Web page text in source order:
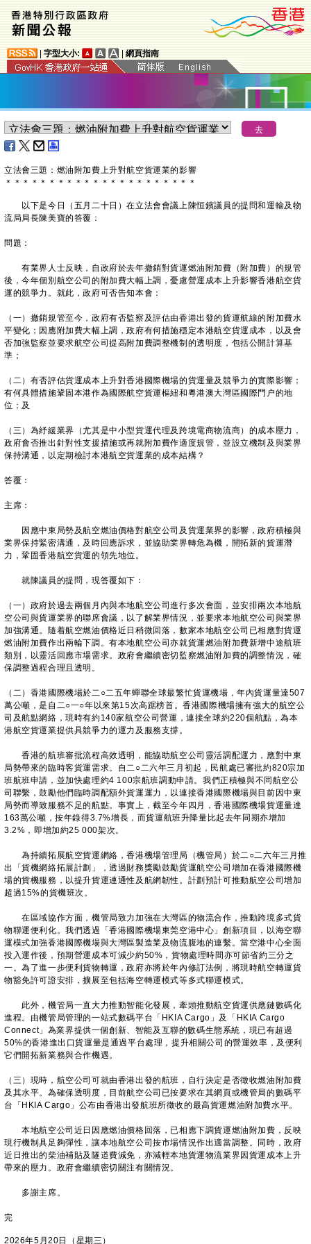
字型大小: 網頁指南
立法會三題：燃油附加費上升對航空貨運業的影響
＊ ＊ ＊ ＊ ＊ ＊ ＊ ＊ ＊ ＊ ＊ ＊ ＊ ＊ ＊ ＊ ＊ ＊ ＊ ＊ ＊ ＊
以下是今日（五月二十日）在立法會會議上陳恒鑌議員的提問和運輸及物
流局局長陳美寶的答覆：
問題：
有業界人士反映，自政府於去年撤銷對貨運燃油附加費（附加費）的規管
後，今年個別航空公司的附加費大幅上調，憂慮營運成本上升影響香港航空貨
運的競爭力。就此，政府可否告知本會：
（一）撤銷規管至今，政府有否監察及評估由香港出發的貨運航線的附加費水
平變化；因應附加費大幅上調，政府有何措施穩定本港航空貨運成本，以及會
否加強監察並要求航空公司提高附加費調整機制的透明度，包括公開計算基
準；
（二）有否評估貨運成本上升對香港國際機場的貨運量及競爭力的實際影響；
有何具體措施鞏固本港作為國際航空貨運樞紐和粵港澳大灣區國際門户的地
位；及
（三）為紓緩業界（尤其是中小型貨運代理及跨境電商物流商）的成本壓力，
政府會否推出針對性支援措施或再就附加費作適度規管，並設立機制及與業界
保持溝通，以定期檢討本港航空貨運業的成本結構？
答覆：
主席：
因應中東局勢及航空燃油價格對航空公司及貨運業界的影響，政府積極與
業界保持緊密溝通，及時回應訴求，並協助業界轉危為機，開拓新的貨運潛
力，鞏固香港航空貨運的領先地位。
就陳議員的提問，現答覆如下：
（一）政府於過去兩個月內與本地航空公司進行多次會面，並安排兩次本地航
空公司與貨運業界的聯席會議，以了解業界情況，並要求本地航空公司與業界
加強溝通。隨着航空燃油價格近日稍微回落，數家本地航空公司已相應對貨運
燃油附加費作出兩輪下調。有本地航空公司亦就貨運燃油附加費新增中途航班
類別，以靈活回應市場需求。政府會繼續密切監察燃油附加費的調整情況，確
保調整過程合理且透明。
（二）香港國際機場於二○二五年蟬聯全球最繁忙貨運機場，年內貨運量達507
萬公噸，是自二○一○年以來第15次高踞榜首。香港國際機場擁有強大的航空公
司及航點網絡，現時有約140家航空公司營運，連接全球約220個航點，為本
港航空貨運業提供具競爭力的運力及服務支撐。
香港的航班審批流程高效透明，能協助航空公司靈活調配運力，應對中東
局勢帶來的臨時客貨運需求。自二○二六年三月初起，民航處已審批約820宗加
班航班申請，並加快處理約4 100宗航班調動申請。我們正積極與不同航空公
司聯繫，鼓勵他們臨時調配額外貨運運力，以連接香港國際機場與目前因中東
局勢而導致服務不足的航點。事實上，截至今年四月，香港國際機場貨運量達
163萬公噸，按年錄得3.7%增長，而貨運航班升降量比起去年同期亦增加
3.2%，即增加約25 000架次。
為持續拓展航空貨運網絡，香港機場管理局（機管局）於二○二六年三月推
出「貨機網絡拓展計劃」，透過財務獎勵鼓勵貨運航空公司增加在香港國際機
場的貨機服務，以提升貨運連通性及航網韌性。計劃預計可推動航空公司增加
超過15%的貨機班次。
在區域協作方面，機管局致力加強在大灣區的物流合作，推動跨境多式貨
物聯運便利化。我們透過「香港國際機場東莞空港中心」創新項目，以海空聯
運模式加強香港國際機場與大灣區製造業及物流腹地的連繫。當空港中心全面
投入運作後，預期營運成本可減少約50%，貨物處理時間亦可節省約三分之
一。為了進一步便利貨物轉運，政府亦將於年內修訂法例，將現時航空轉運貨
物豁免許可證安排，擴展至包括海空轉運模式等多式聯運模式。
此外，機管局一直大力推動智能化發展，牽頭推動航空貨運供應鏈數碼化
進程。由機管局管理的一站式數碼平台「HKIA Cargo」及「HKIA Cargo
Connect」為業界提供一個創新、智能及互聯的數碼生態系統，現已有超過
50%的香港進出口貨運量是通過平台處理，提升相關公司的營運效率，及便利
它們開拓新業務與合作機遇。
（三）現時，航空公司可就由香港出發的航班，自行決定是否徵收燃油附加費
及其水平。為確保透明度，目前航空公司已按要求在其網頁或機管局的數碼平
台「HKIA Cargo」公布由香港出發航班所徵收的最高貨運燃油附加費水平。
本地航空公司近日因應燃油價格回落，已相應下調貨運燃油附加費，反映
現行機制具足夠彈性，讓本地航空公司按市場情況作出適當調整。同時，政府
近日推出的柴油補貼及隧道費減免，亦減輕本地貨運物流業界因貨運成本上升
帶來的壓力。政府會繼續密切關注有關情況。
多謝主席。
完
2026年5月20日（星期三）